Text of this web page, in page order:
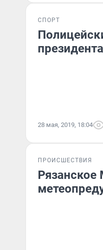
СПОРТ
28 мая, 2019, 18:04
ПРОИСШЕСТВИЯ